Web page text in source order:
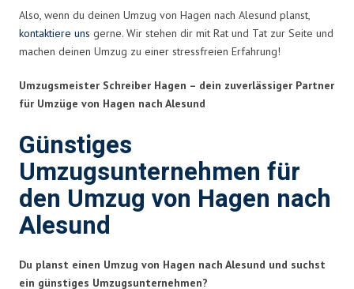
Also, wenn du deinen Umzug von Hagen nach Alesund planst,
kontaktiere uns gerne. Wir stehen dir mit Rat und Tat zur Seite und
machen deinen Umzug zu einer stressfreien Erfahrung!
Umzugsmeister Schreiber Hagen – dein zuverlässiger Partner
für Umzüge von Hagen nach Alesund
Günstiges
Umzugsunternehmen für
den Umzug von Hagen nach
Alesund
Du planst einen Umzug von Hagen nach Alesund und suchst
ein günstiges Umzugsunternehmen?